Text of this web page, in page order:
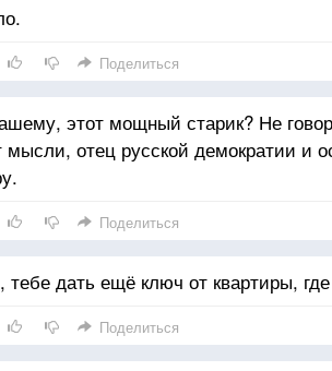
Поделиться
этот мощный старик? Не
мысли, отец русской демократии и
Поделиться
дать ещё ключ от квартиры,
Поделиться